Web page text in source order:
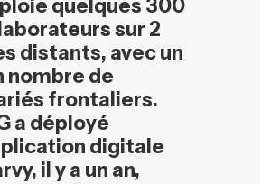
quelques 300
sur 2
distants, avec un
nombre de
frontaliers.
a déployé
digitale
il y a un an,